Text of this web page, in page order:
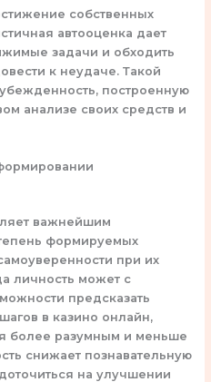
собственных
автооценка дает
задачи и обходить
к неудаче. Такой
построенную
анализе своих средств и
важнейшим
формируемых
при их
личность может с
предсказать
в казино онлайн,
более разумным и меньше
снижает познавательную
на улучшении